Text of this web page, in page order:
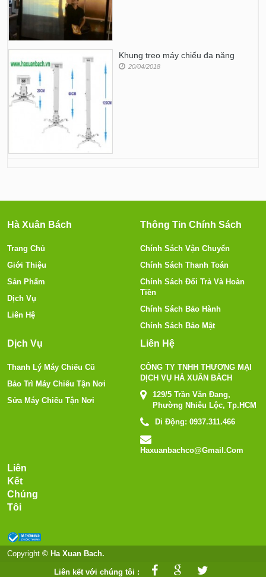
Khung treo máy chiếu đa năng
20/04/2018
Hà Xuân Bách
Trang Chủ
Giới Thiệu
Sản Phẩm
Dịch Vụ
Liên Hệ
Thông Tin Chính Sách
Chính Sách Vận Chuyển
Chính Sách Thanh Toán
Chính Sách Đổi Trả Và Hoàn
Tiền
Chính Sách Bảo Hành
Chính Sách Bảo Mật
Dịch Vụ
Thanh Lý Máy Chiếu Cũ
Bảo Trì Máy Chiếu Tận Nơi
Sửa Máy Chiếu Tận Nơi
Liên Hệ
CÔNG TY TNHH THƯƠNG MẠI
DỊCH VỤ HÀ XUÂN BÁCH
129/5 Trần Văn Đang,
Phường Nhiêu Lộc, Tp.HCM
Di Động: 0937.311.466
Haxuanbachco@gmail.com
Liên
Kết
Chúng
Tôi
Copyright © Ha Xuan Bach.
Liên kết với chúng tôi :